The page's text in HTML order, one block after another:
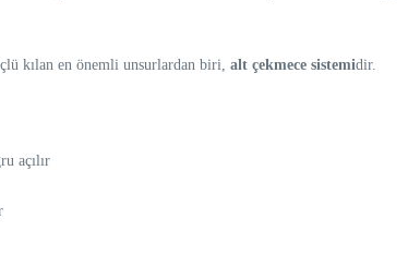
kılan en önemli unsurlardan biri, alt çekmece sistemidir.
açılır